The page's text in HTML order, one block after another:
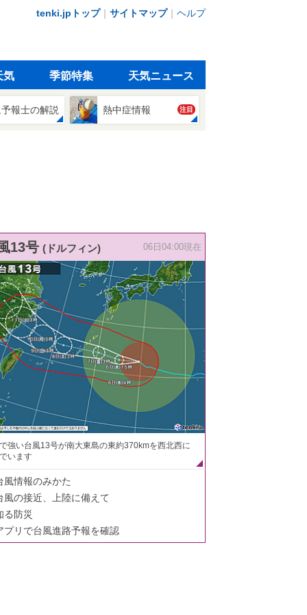
tenki.jpトップ｜ サイトマップ｜ ヘルプ
気 季節特集 天気ニュース
報士の解説 熱中症情報 注目
13号 (ドルフィン) 06日04:00現在
強い台風13号が南大東島の東約370kmを西北西に
います
風情報のみかた
風の接近、上陸に備えて
る防災
プリで台風進路予報を確認